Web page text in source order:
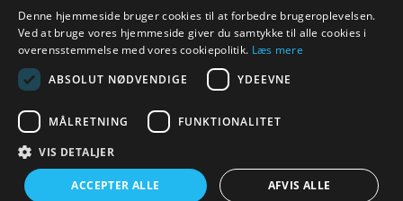
Tilmeld
© Copyright Ferieboligweb.dk
Denne hjemmeside bruger cookies til at forbedre brugeroplevelsen.
Ved at bruge vores hjemmeside giver du samtykke til alle cookies i
overensstemmelse med vores cookiepolitik. Læs mere
ABSOLUT NØDVENDIGE
YDEEVNE
MÅLRETNING FUNKTIONALITET
VIS DETALJER
ACCEPTER ALLE AFVIS ALLE